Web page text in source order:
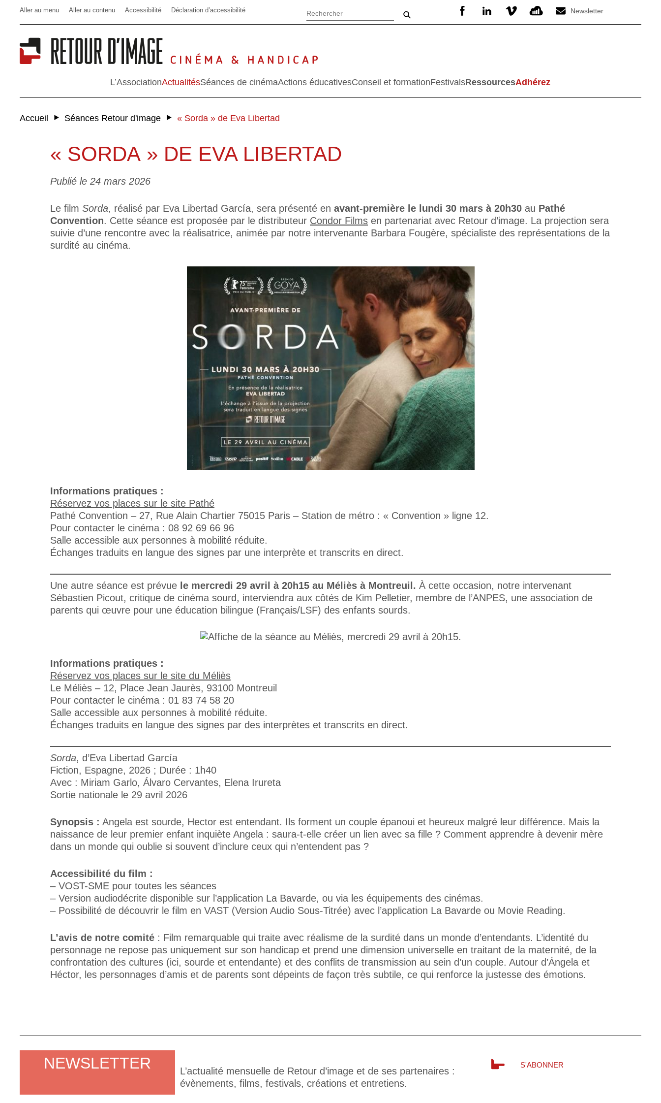
Aller au menu Aller au contenu Accessibilité Déclaration d’accessibilité Newsletter
L’AssociationActualitésSéances de cinémaActions éducativesConseil et formationFestivalsRessourcesAdhérez
Accueil ‣ Séances Retour d'image ‣ « Sorda » de Eva Libertad
« SORDA » DE EVA LIBERTAD
Publié le 24 mars 2026
Le film Sorda, réalisé par Eva Libertad García, sera présenté en avant-première le lundi 30 mars à 20h30 au Pathé
Convention. Cette séance est proposée par le distributeur Condor Films en partenariat avec Retour d’image. La projection sera
suivie d’une rencontre avec la réalisatrice, animée par notre intervenante Barbara Fougère, spécialiste des représentations de la
surdité au cinéma.
Informations pratiques :
Réservez vos places sur le site Pathé
Pathé Convention – 27, Rue Alain Chartier 75015 Paris – Station de métro : « Convention » ligne 12.
Pour contacter le cinéma : 08 92 69 66 96
Salle accessible aux personnes à mobilité réduite.
Échanges traduits en langue des signes par une interprète et transcrits en direct.
Une autre séance est prévue le mercredi 29 avril à 20h15 au Méliès à Montreuil. À cette occasion, notre intervenant
Sébastien Picout, critique de cinéma sourd, interviendra aux côtés de Kim Pelletier, membre de l’ANPES, une association de
parents qui œuvre pour une éducation bilingue (Français/LSF) des enfants sourds.
Informations pratiques :
Réservez vos places sur le site du Méliès
Le Méliès – 12, Place Jean Jaurès, 93100 Montreuil
Pour contacter le cinéma : 01 83 74 58 20
Salle accessible aux personnes à mobilité réduite.
Échanges traduits en langue des signes par des interprètes et transcrits en direct.
Sorda, d’Eva Libertad García
Fiction, Espagne, 2026 ; Durée : 1h40
Avec : Miriam Garlo, Álvaro Cervantes, Elena Irureta
Sortie nationale le 29 avril 2026
Synopsis : Angela est sourde, Hector est entendant. Ils forment un couple épanoui et heureux malgré leur différence. Mais la
naissance de leur premier enfant inquiète Angela : saura-t-elle créer un lien avec sa fille ? Comment apprendre à devenir mère
dans un monde qui oublie si souvent d’inclure ceux qui n’entendent pas ?
Accessibilité du film :
– VOST-SME pour toutes les séances
– Version audiodécrite disponible sur l’application La Bavarde, ou via les équipements des cinémas.
– Possibilité de découvrir le film en VAST (Version Audio Sous-Titrée) avec l’application La Bavarde ou Movie Reading.
L’avis de notre comité : Film remarquable qui traite avec réalisme de la surdité dans un monde d’entendants. L’identité du
personnage ne repose pas uniquement sur son handicap et prend une dimension universelle en traitant de la maternité, de la
confrontation des cultures (ici, sourde et entendante) et des conflits de transmission au sein d’un couple. Autour d’Ángela et
Héctor, les personnages d’amis et de parents sont dépeints de façon très subtile, ce qui renforce la justesse des émotions.
NEWSLETTER
L’actualité mensuelle de Retour d’image et de ses partenaires :
évènements, films, festivals, créations et entretiens.
S'ABONNER